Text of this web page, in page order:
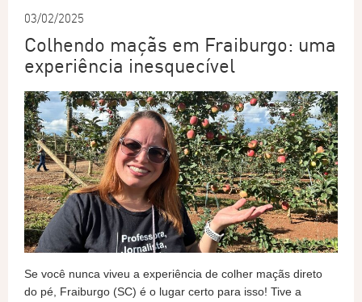
03/02/2025
Colhendo maçãs em Fraiburgo: uma
experiência inesquecível
Se você nunca viveu a experiência de colher maçãs direto
do pé, Fraiburgo (SC) é o lugar certo para isso! Tive a